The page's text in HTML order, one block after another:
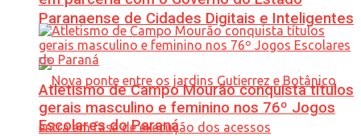
Paranaense de Cidades Digitais e Inteligentes
Atletismo de Campo Mourão conquista títulos
gerais masculino e feminino nos 76º Jogos
Escolares do Paraná